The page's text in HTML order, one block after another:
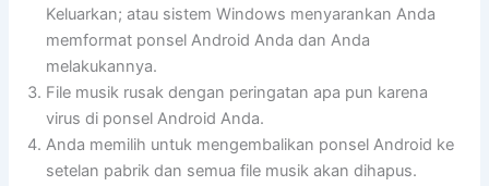
Keluarkan; atau sistem Windows menyarankan Anda
memformat ponsel Android Anda dan Anda
melakukannya.
File musik rusak dengan peringatan apa pun karena
virus di ponsel Android Anda.
Anda memilih untuk mengembalikan ponsel Android ke
setelan pabrik dan semua file musik akan dihapus.